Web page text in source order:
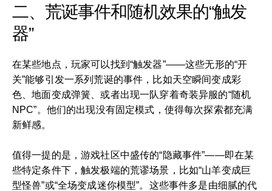
二、荒诞事件和随机效果的“触发
器”
在某些地点，玩家可以找到“触发器”——这些无形的“开
关”能够引发一系列荒诞的事件，比如天空瞬间变成彩
色、地面变成弹簧、或者出现一队穿着奇装异服的“随机
NPC”。他们的出现没有固定模式，使得每次探索都充满
新鲜感。
值得一提的是，游戏社区中盛传的“隐藏事件”——即在某
些特定条件下，触发极端的荒谬场景，比如“山羊变成巨
型怪兽”或“全场变成迷你模型”。这些事件多是由细腻的代